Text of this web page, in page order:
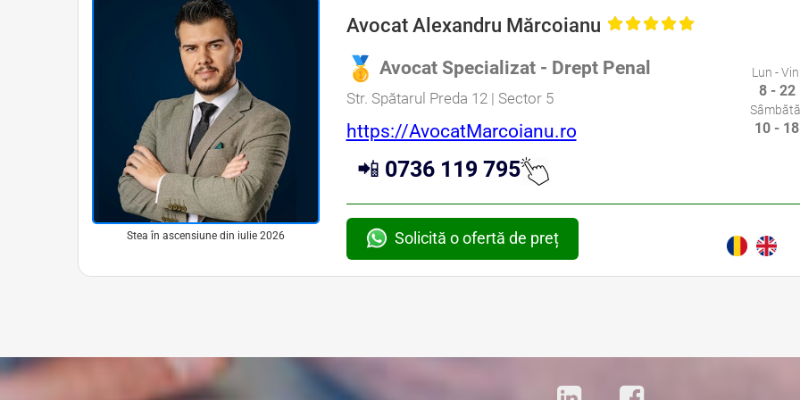
Stea în ascensiune din iulie 2026
Avocat Alexandru Mărcoianu
Avocat Specializat - Drept Penal
Str. Spătarul Preda 12 | Sector 5
https://AvocatMarcoianu.ro
📲 0736 119 795
Lun -
8 - 22
10 - 18
Solicită o ofertă de preț